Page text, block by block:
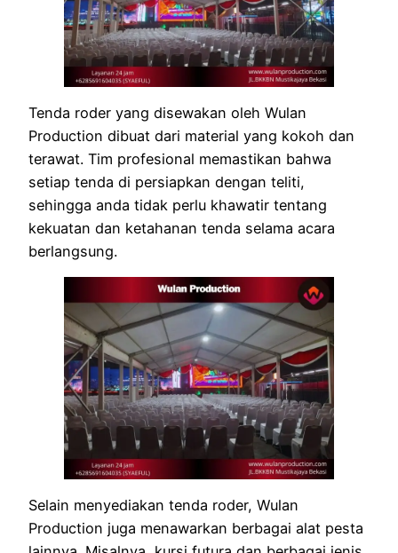
Tenda roder yang disewakan oleh Wulan
Production dibuat dari material yang kokoh dan
terawat. Tim profesional memastikan bahwa
setiap tenda di persiapkan dengan teliti,
sehingga anda tidak perlu khawatir tentang
kekuatan dan ketahanan tenda selama acara
berlangsung.
Selain menyediakan tenda roder, Wulan
Production juga menawarkan berbagai alat pesta